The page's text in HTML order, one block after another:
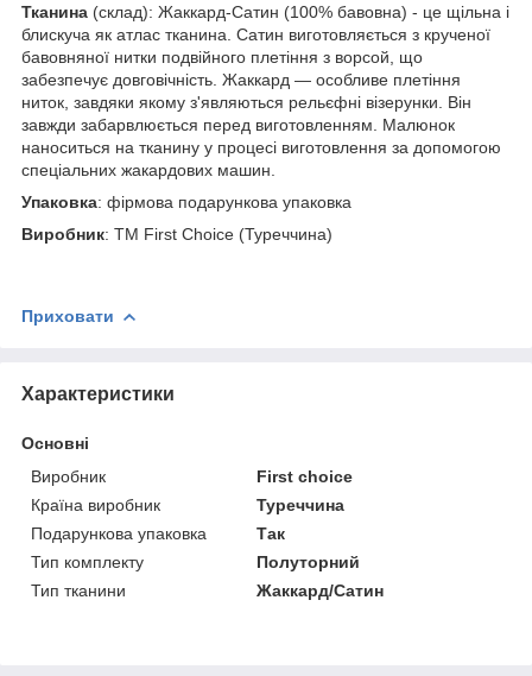
Тканина (склад): Жаккард-Сатин (100% бавовна) - це щільна і
блискуча як атлас тканина. Сатин виготовляється з крученої
бавовняної нитки подвійного плетіння з ворсой, що
забезпечує довговічність. Жаккард — особливе плетіння
ниток, завдяки якому з'являються рельєфні візерунки. Він
завжди забарвлюється перед виготовленням. Малюнок
наноситься на тканину у процесі виготовлення за допомогою
спеціальних жакардових машин.
Упаковка: фірмова подарункова упаковка
Виробник: ТМ First Choice (Туреччина)
Приховати
Характеристики
Основні
Виробник
First choice
Країна виробник
Туреччина
Подарункова упаковка
Так
Тип комплекту
Полуторний
Тип тканини
Жаккард/Сатин